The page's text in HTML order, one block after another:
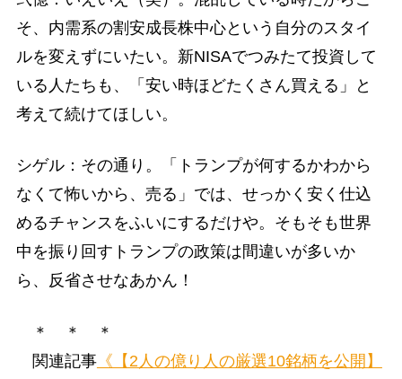
そ、内需系の割安成長株中心という自分のスタイ
ルを変えずにいたい。新NISAでつみたて投資して
いる人たちも、「安い時ほどたくさん買える」と
考えて続けてほしい。
シゲル：その通り。「トランプが何するかわから
なくて怖いから、売る」では、せっかく安く仕込
めるチャンスをふいにするだけや。そもそも世界
中を振り回すトランプの政策は間違いが多いか
ら、反省させなあかん！
＊ ＊ ＊
関連記事《【2人の億り人の厳選10銘柄を公開】